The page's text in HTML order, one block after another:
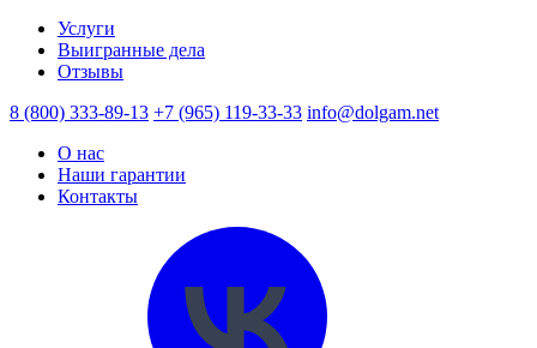
Услуги
Выигранные дела
Отзывы
8 (800) 333-89-13 +7 (965) 119-33-33 info@dolgam.net
О нас
Наши гарантии
Контакты